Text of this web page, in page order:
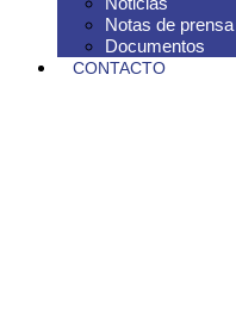
Notas de prensa
Documentos
CONTACTO